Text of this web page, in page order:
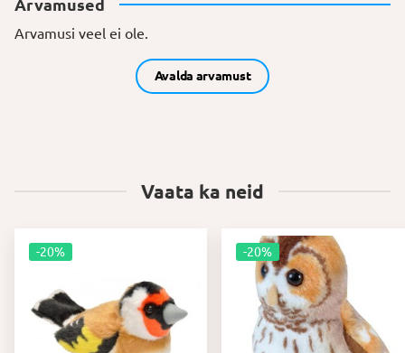
Arvamused
Arvamusi veel ei ole.
Avalda arvamust
Vaata ka neid
-20% -20%